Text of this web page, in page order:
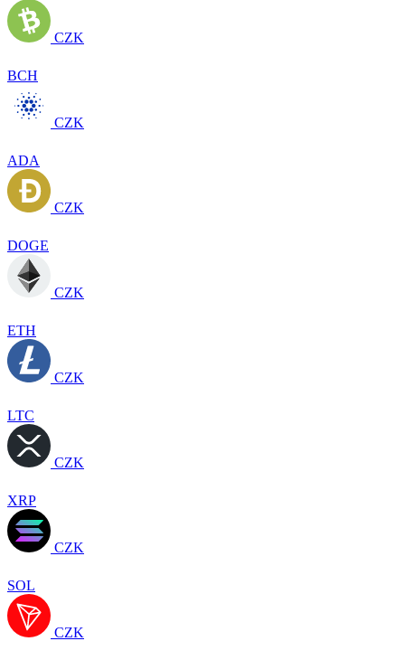
CZK
BCH
CZK
ADA
CZK
DOGE
CZK
ETH
CZK
LTC
CZK
XRP
CZK
SOL
CZK